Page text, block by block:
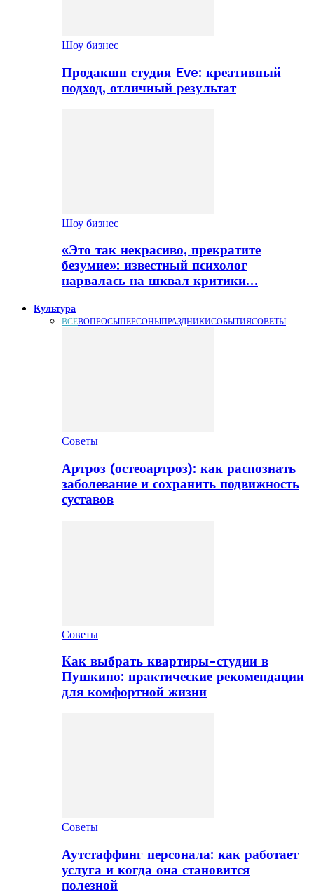
Шоу бизнес
Продакшн студия Eve: креативный
подход, отличный результат
Шоу бизнес
«Это так некрасиво, прекратите
безумие»: известный психолог
нарвалась на шквал критики…
Культура
ВСЕВОПРОСЫПЕРСОНЫПРАЗДНИКИСОБЫТИЯСОВЕТЫ
Советы
Артроз (остеоартроз): как распознать
заболевание и сохранить подвижность
суставов
Советы
Как выбрать квартиры-студии в
Пушкино: практические рекомендации
для комфортной жизни
Советы
Аутстаффинг персонала: как работает
услуга и когда она становится
полезной